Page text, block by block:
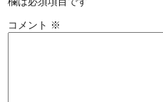
コメント ※